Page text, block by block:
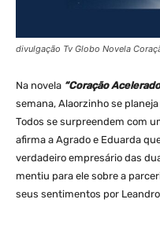
divulgação Tv Globo Novela
Na novela “Coração
semana, Alaorzinho se
Todos se surpreendem com
afirma a Agrado e Eduarda
verdadeiro empresário das
mentiu para ele sobre a
seus sentimentos por